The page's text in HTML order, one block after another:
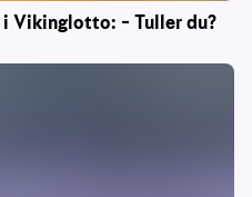
Vikinglotto: – Tuller du?